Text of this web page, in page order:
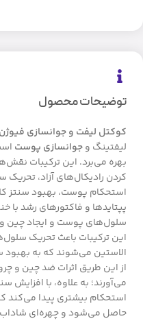
توضیحات محصول
کوکتل لیفت و جوانسازی فیوژن F-LIFT + FACE
لیفتینگ وجوانسازی پوست
بهره می‌برد. این ترکیبات
کردن رادیکال‌های آزاد،
استحکام پوست، بهبود
پپتاید‌ها و فاکتورهای رشد با
سلول‌های پوست و ایجاد چین
این ترکیبات باعث تحریک
الاستین می‌شوند که به
از این طریق اثرات ضد چین و
می‌آورند؛ به علاوه، با
استحکام بیشتری پیدا می‌کند
حاصل می‌شود و چهره‌ای